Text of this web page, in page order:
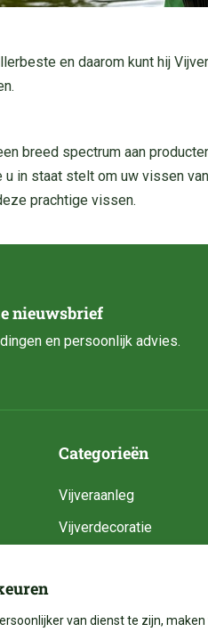
en daarom kunt hij
breed spectrum aan
in staat stelt om uw vissen
prachtige vissen.
nieuwsbrief
en persoonlijk advies.
Categorieën
Vijveraanleg
Vijverdecoratie
Vijverbenodigdheden
van dienst te zijn,